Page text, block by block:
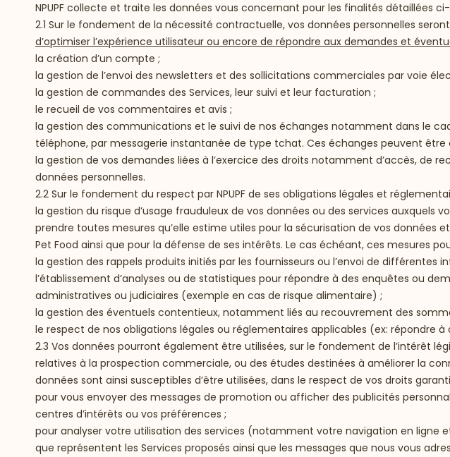
NPUPF collecte et traite les données vous concernant pour les finalités détaillées
2.1 Sur le fondement de la nécessité contractuelle, vos données personnelles
d’optimiser l’expérience utilisateur ou encore de répondre aux demandes et
la création d’un compte ;
la gestion de l’envoi des newsletters et des sollicitations commerciales par voie
la gestion de commandes des Services, leur suivi et leur facturation ;
le recueil de vos commentaires et avis ;
la gestion des communications et le suivi de nos échanges notamment dans le
téléphone, par messagerie instantanée de type tchat. Ces échanges peuvent être
la gestion de vos demandes liées à l’exercice des droits notamment d’accès, de
données personnelles.
2.2 Sur le fondement du respect par NPUPF de ses obligations légales et
la gestion du risque d’usage frauduleux de vos données ou des services auxquels
prendre toutes mesures qu’elle estime utiles pour la sécurisation de vos données
Pet Food ainsi que pour la défense de ses intérêts. Le cas échéant, ces mesures
la gestion des rappels produits initiés par les fournisseurs ou l’envoi de différentes
l’établissement d’analyses ou de statistiques pour répondre à des enquêtes ou
administratives ou judiciaires (exemple en cas de risque alimentaire) ;
la gestion des éventuels contentieux, notamment liés au recouvrement des
le respect de nos obligations légales ou réglementaires applicables (ex: répondre
2.3 Vos données pourront également être utilisées, sur le fondement de l’intérêt
relatives à la prospection commerciale, ou des études destinées à améliorer la
données sont ainsi susceptibles d’être utilisées, dans le respect de vos droits
pour vous envoyer des messages de promotion ou afficher des publicités
centres d’intérêts ou vos préférences ;
pour analyser votre utilisation des services (notamment votre navigation en ligne
que représentent les Services proposés ainsi que les messages que nous vous